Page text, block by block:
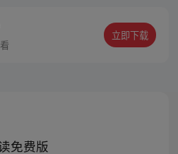
耀的神印王座？
立即下载
免费版